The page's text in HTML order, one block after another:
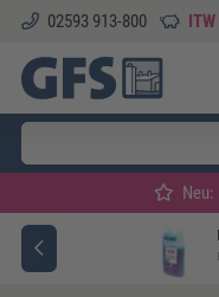
02593 913-800